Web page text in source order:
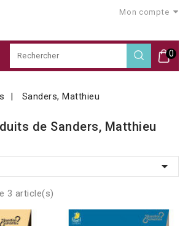
Mon compte
0
Sanders, Matthieu
de Sanders, Matthieu

3 article(s)